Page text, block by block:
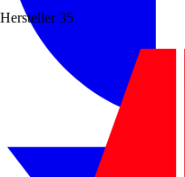
Hersteller 35